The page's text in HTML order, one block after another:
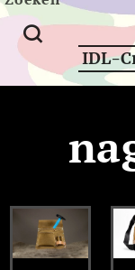
IDL-